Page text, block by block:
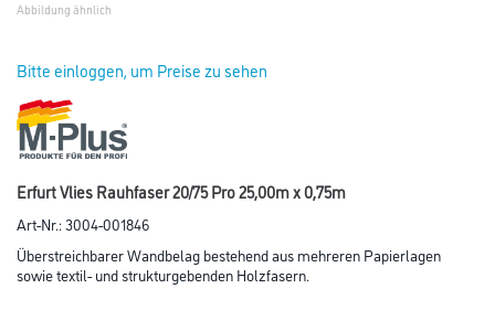
Abbildung ähnlich
Bitte einloggen, um Preise zu sehen
Erfurt Vlies Rauhfaser 20/75 Pro 25,00m x 0,75m
Art-Nr.:3004-001846
Überstreichbarer Wandbelag bestehend aus mehreren Papierlagen
sowie textil- und strukturgebenden Holzfasern.